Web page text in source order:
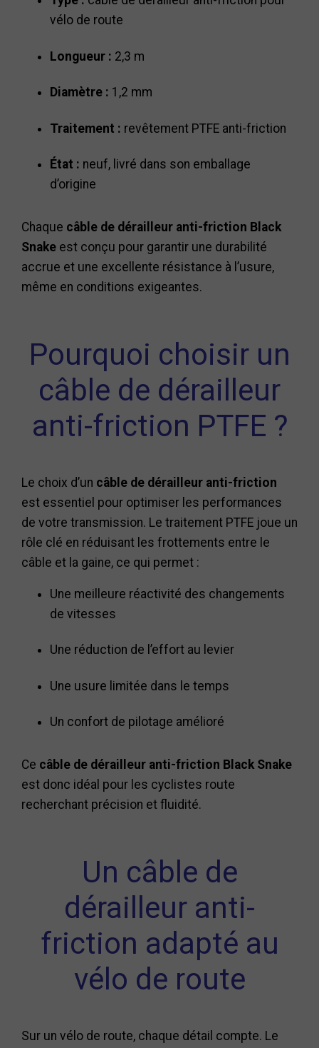
vélo de route
Longueur : 2,3 m
Diamètre : 1,2 mm
Traitement : revêtement PTFE anti-friction
État : neuf, livré dans son emballage
d’origine
Chaque câble de dérailleur anti-friction Black
Snake est conçu pour garantir une durabilité
accrue et une excellente résistance à l’usure,
même en conditions exigeantes.
Pourquoi choisir un
câble de dérailleur
anti-friction PTFE ?
Le choix d’un câble de dérailleur anti-friction
est essentiel pour optimiser les performances
de votre transmission. Le traitement PTFE joue un
rôle clé en réduisant les frottements entre le
câble et la gaine, ce qui permet :
Une meilleure réactivité des changements
de vitesses
Une réduction de l’effort au levier
Une usure limitée dans le temps
Un confort de pilotage amélioré
Ce câble de dérailleur anti-friction Black Snake
est donc idéal pour les cyclistes route
recherchant précision et fluidité.
Un câble de
dérailleur anti-
friction adapté au
vélo de route
Sur un vélo de route, chaque détail compte. Le